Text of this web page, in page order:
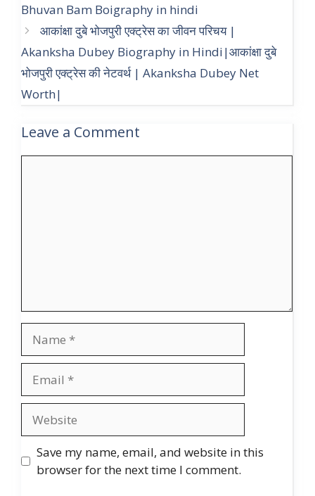
Bhuvan Bam Boigraphy in hindi
आकांक्षा दुबे भोजपुरी एक्ट्रेस का जीवन परिचय |
Akanksha Dubey Biography in Hindi|आकांक्षा दुबे
भोजपुरी एक्ट्रेस की नेटवर्थ | Akanksha Dubey Net
Worth|
Leave a Comment
Save my name, email, and website in this
browser for the next time I comment.